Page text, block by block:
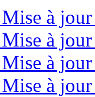
à
à
à
à